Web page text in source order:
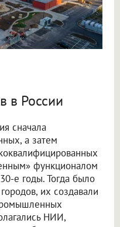
в России
сначала
а затем
функционалом
е годы. Тогда было
их создавали
НИИ,